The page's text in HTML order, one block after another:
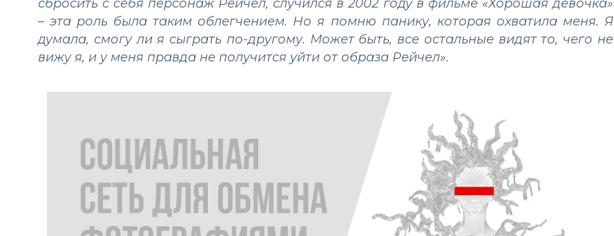
сбросить с себя персонаж Рейчел, случился в 2002 году в фильме «Хорошая девочка»
– эта роль была таким облегчением. Но я помню панику, которая охватила меня. Я
думала, смогу ли я сыграть по-другому. Может быть, все остальные видят то, чего не
вижу я, и у меня правда не получится уйти от образа Рейчел».